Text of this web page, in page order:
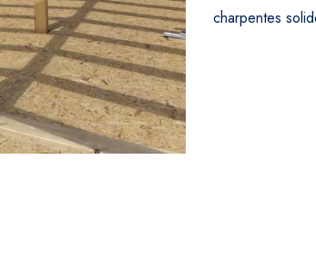
charpentes